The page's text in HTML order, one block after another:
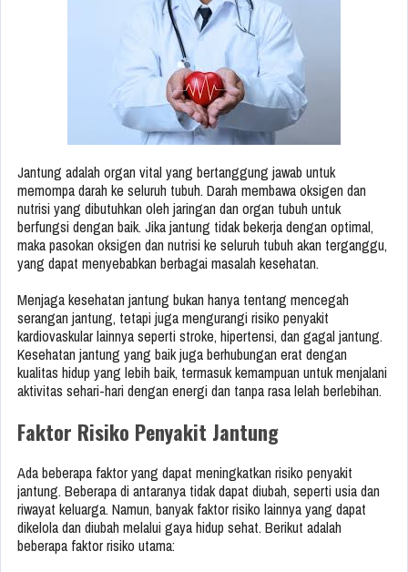
Jantung adalah organ vital yang bertanggung jawab untuk
memompa darah ke seluruh tubuh. Darah membawa oksigen dan
nutrisi yang dibutuhkan oleh jaringan dan organ tubuh untuk
berfungsi dengan baik. Jika jantung tidak bekerja dengan optimal,
maka pasokan oksigen dan nutrisi ke seluruh tubuh akan terganggu,
yang dapat menyebabkan berbagai masalah kesehatan.
Menjaga kesehatan jantung bukan hanya tentang mencegah
serangan jantung, tetapi juga mengurangi risiko penyakit
kardiovaskular lainnya seperti stroke, hipertensi, dan gagal jantung.
Kesehatan jantung yang baik juga berhubungan erat dengan
kualitas hidup yang lebih baik, termasuk kemampuan untuk menjalani
aktivitas sehari-hari dengan energi dan tanpa rasa lelah berlebihan.
Faktor Risiko Penyakit Jantung
Ada beberapa faktor yang dapat meningkatkan risiko penyakit
jantung. Beberapa di antaranya tidak dapat diubah, seperti usia dan
riwayat keluarga. Namun, banyak faktor risiko lainnya yang dapat
dikelola dan diubah melalui gaya hidup sehat. Berikut adalah
beberapa faktor risiko utama: